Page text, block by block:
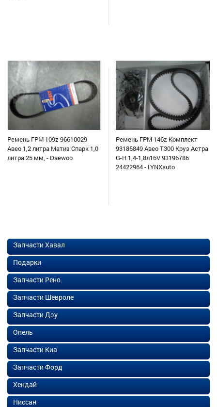
Ремень ГРМ 109z 96610029
Авео 1,2 литра Матиз Спарк 1,0
литра 25 мм, - Daewoo
Ремень ГРМ 146z Комплект
93185849 Авео Т300 Круз Астра
G-H 1,4-1,8л16V 93196786
24422964 - LYNXauto
Запчасти Хавал
Подарки
Запчасти Рено
Запчасти Шевроле
Запчасти Дэу
Опель
Запчасти Киа
Запчасти Форд
Хендай
Ниссан